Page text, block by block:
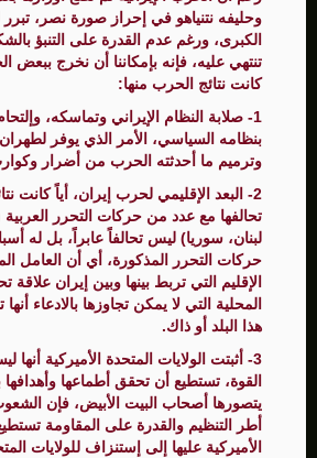
وحليفه نتنياهو في إحراز صورة نصر، تبرر
الكبرى، ورغم عدم القدرة على التنبؤ
تنتهي عليه، فإنه بإمكاننا أن نخرج ببعض
كانت نتائج الحرب منها:
1- صلابة النظام الإيراني وتماسكه،
بنظامه السياسي، الأمر الذي يوفر
وترميم ما أحدثته الحرب من أضرار
2- البعد الإقليمي لحرب إيران، أياً كانت
تحالفها مع عدد من حركات التحرر العربية
لبنان، سوريا) ليس تحالفاً عابراً، بل له
حركات التحرر المذكورة، أي أن العامل
الإقليم التي تربط بينها وبين إيران علاقة
المحلية التي لا يمكن تجاوزها بالادعاء
هذا البلد أو ذاك.
3- أثبتت الولايات المتحدة الأميركية
القوة، تستطيع أن تحقق أطماعها وأهدافها
يتصورها أصحاب البيت الأبيض، فإن
أطر التنظيم والقدرة على المقاومة
الأميركية عليها إلى إستنزاف للولايات